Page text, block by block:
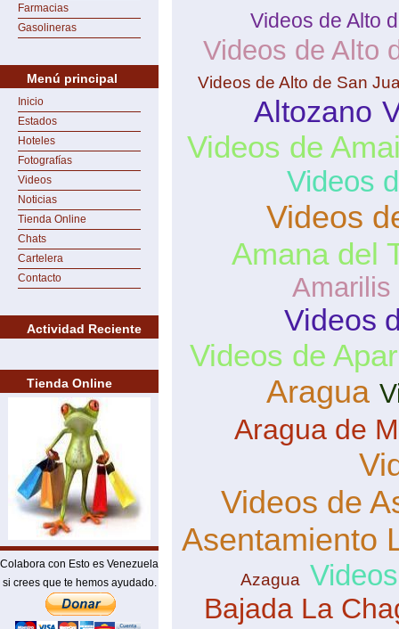
Farmacias
Gasolineras
Menú principal
Inicio
Estados
Hoteles
Fotografías
Videos
Noticias
Tienda Online
Chats
Cartelera
Contacto
Actividad Reciente
Tienda Online
Colabora con Esto es Venezuela
si crees que te hemos ayudado.
Videos de Alto
Videos de Alto
Videos de Alto de San
Altozano
Videos de
Videos
Videos
Amana del
Amarilis
Videos
Videos de
Aragua
Aragua de
Videos de
Asentamiento
Azagua
Bajada La